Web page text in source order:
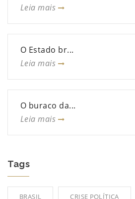
Leia mais
O Estado br...
Leia mais
O buraco da...
Leia mais
Tags
BRASIL CRISE POLÍTICA